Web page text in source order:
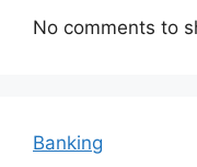
No comments to
Banking